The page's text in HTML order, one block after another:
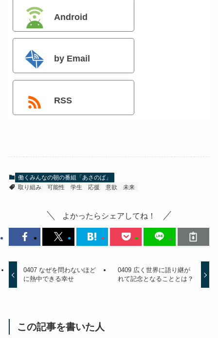
Android
by Email
RSS
働くみんなの朝の番組「あさのば」
取り組み
可能性 学生 応援 意欲 未来
よかったらシェアしてね！
0407 なぜを問わないほど
に熱中できる幸せ
0409 広く世界に語り継が
れて記念となることとは？
この記事を書いた人